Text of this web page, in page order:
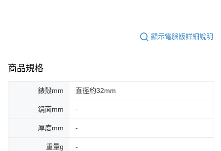
顯示電腦版詳細說明
商品規格
錶殼mm 直徑約32mm
鏡面mm -
厚度mm -
重量g -